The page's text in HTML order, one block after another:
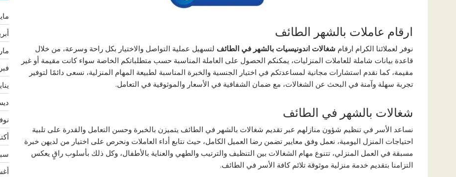
ارقام عاملات بالشهر الطائف
نوفر لعملائنا الكرام ارقام شغالات اندونيسيات بالشهر في الطائف لتسهيل عملية التواصل والاختيار بكل راحة وسرعة، من خلال
قاعدة بيانات شاملة للعاملات المنزليات، يمكنكم الحصول على العاملة المناسبة حسب متطلباتكم الخاصة سواء كانت مقيمة أو غير
مقيمة، كما نقدم استشارات مجانية لمساعدتكم في اختيار الجنسية والخبرة المناسبة لطبيعة المهام المنزلية، نسعى دائمًا لتوفير
تجربة سهلة وآمنة في البحث عن الشغالات، مع ضمان الشفافية في الأسعار والموثوقية في التعامل.
شغالات بالشهر في الطائف
نساعد الأسر في تنظيم شؤون منازلهم عبر تقديم شغالات بالشهر في الطائف يتميزن بالخبرة وحسن التعامل والقدرة على تلبية
احتياجات المنزل اليومية، نعمل وفق معايير تضمن رضا العميل الكامل، حيث نتابع أداء العاملات ونحرص على اختيار من لديهن خبرة
مسبقة في العمل المنزلي، تتنوع مهام الشغالات بين التنظيف والترتيب والطهي والعناية بالأطفال، وكل ذلك بأسلوب راقٍ يعكس
التزامنا بتقديم خدمة منزلية موثوقة تلائم كافة الأسر في الطائف.
مايو
يناير